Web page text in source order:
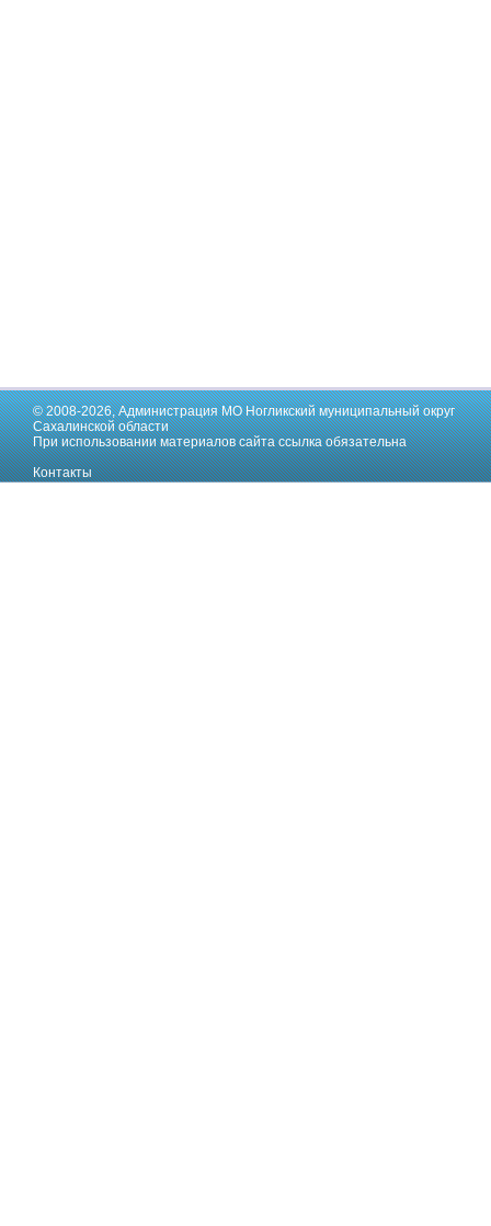
© 2008-2026,Администрация МО Ногликский муниципальный округ
Сахалинской области
При использовании материалов сайта ссылка обязательна
Контакты